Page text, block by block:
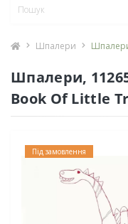
Шпалери
Шпалери,
Book Of Little
Під замовлення